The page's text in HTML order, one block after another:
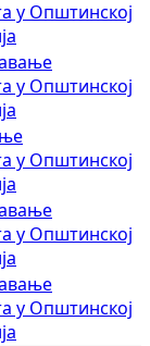
у Општинској
у Општинској
у Општинској
у Општинској
у Општинској